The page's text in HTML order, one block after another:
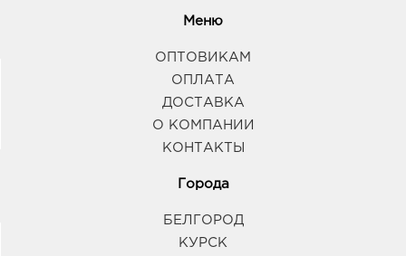
Меню
ОПТОВИКАМ
ОПЛАТА
ДОСТАВКА
О КОМПАНИИ
КОНТАКТЫ
Города
БЕЛГОРОД
КУРСК